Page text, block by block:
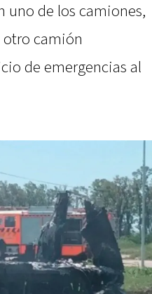
uno de los camiones,
camión
de emergencias al